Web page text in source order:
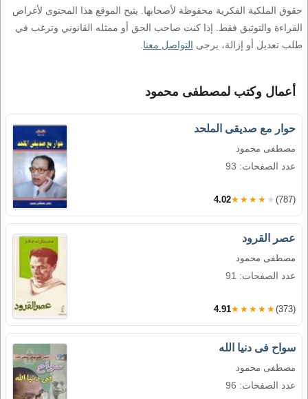
حقوق الملكية الفكرية محفوظة لأصحابها. يتيح الموقع هذا المحتوى لأغراض
القراءة والتوثيق فقط. إذا كنت صاحب الحق أو ممثله القانوني وترغب في
طلب تعديل أو إزالة، يرجى التواصل معنا
أعمال وكتب لمصطفى محمود
حوار مع صديقى الملحد
مصطفى محمود
عدد الصفحات: 93
4.02★★★★★ (787)
عصر القرود
مصطفى محمود
عدد الصفحات: 91
4.91★★★★★(373)
سواح فى دنيا الله
مصطفى محمود
عدد الصفحات: 96